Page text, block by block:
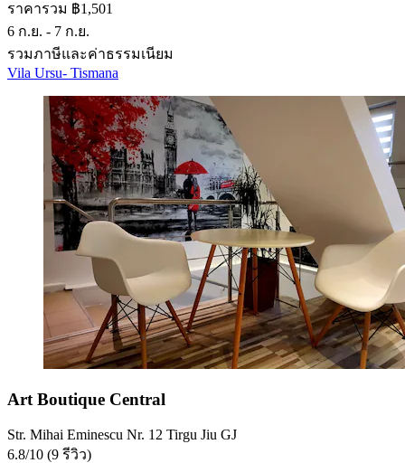
ราคารวม ฿1,501
6 ก.ย. - 7 ก.ย.
รวมภาษีและค่าธรรมเนียม
Vila Ursu- Tismana
Art Boutique Central
Str. Mihai Eminescu Nr. 12 Tirgu Jiu GJ
6.8/10 (9 รีวิว)